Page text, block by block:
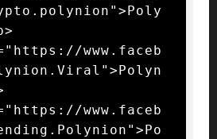
www.faceb
www.faceb